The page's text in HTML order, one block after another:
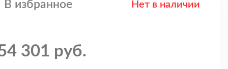
В избранное Нет в наличии
301 руб.